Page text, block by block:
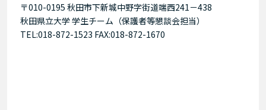
〒010-0195 秋田市下新城中野字街道端西241－438
秋田県立大学 学生チーム（保護者等懇談会担当）
TEL:018-872-1523 FAX:018-872-1670